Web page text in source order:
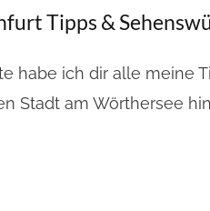
Tipps &
habe ich dir alle meine
Stadt am Wörthersee